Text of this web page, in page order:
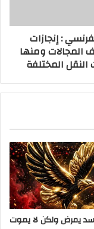
: إنجازات
ومنها
المختلفة
يمرض ولكن لا يموت